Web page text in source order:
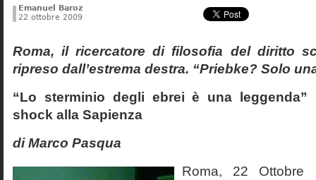
Emanuel Baroz
22 ottobre 2009
Roma, il ricercatore di filosofia del diritto
ripreso dall’estrema destra. “Priebke? Solo
“Lo sterminio degli ebrei è una leggenda”
shock alla Sapienza
di Marco Pasqua
Roma, 22